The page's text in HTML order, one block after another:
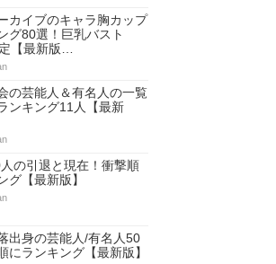
カイブのキャラ胸カップ
グ80選！巨乳バスト
【最新版…
の芸能人＆有名人の一覧
ンキング11人【最新
の引退と現在！衝撃順
グ【最新版】
出身の芸能人/有名人50
にランキング【最新版】